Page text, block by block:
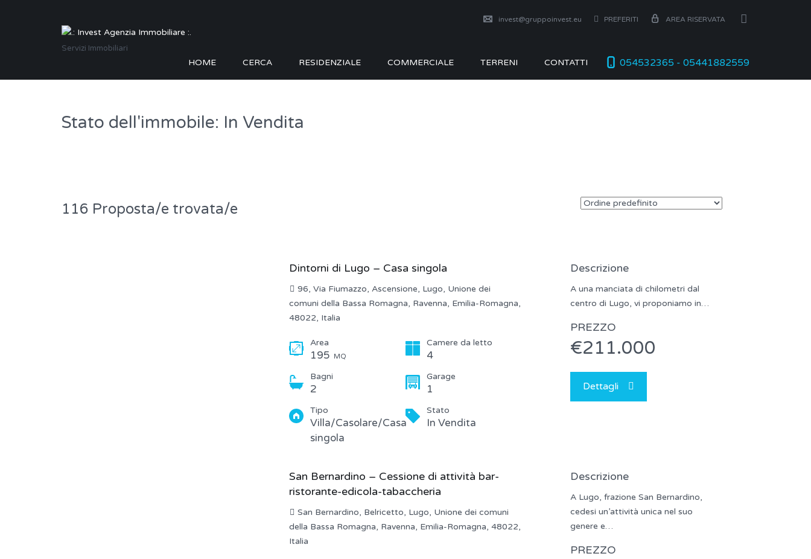
Servizi Immobiliari
invest@gruppoinvest.eu PREFERITI AREA RISERVATA
054532365 - 05441882559
HOME CERCA RESIDENZIALE COMMERCIALE TERRENI CONTATTI
Stato dell'immobile: In Vendita
116 Proposta/e trovata/e
Dintorni di Lugo – Casa singola
96, Via Fiumazzo, Ascensione, Lugo, Unione dei
comuni della Bassa Romagna, Ravenna, Emilia-Romagna,
48022, Italia
Area
195 MQ
Camere da letto
4
Bagni
2
Garage
1
Tipo
Villa/Casolare/Casa
singola
Stato
In Vendita
Descrizione
A una manciata di chilometri dal
centro di Lugo, vi proponiamo in…
PREZZO
€211.000
Dettagli
San Bernardino – Cessione di attività bar-
ristorante-edicola-tabaccheria
San Bernardino, Belricetto, Lugo, Unione dei comuni
della Bassa Romagna, Ravenna, Emilia-Romagna, 48022,
Italia
Descrizione
A Lugo, frazione San Bernardino,
cedesi un’attività unica nel suo
genere e…
PREZZO